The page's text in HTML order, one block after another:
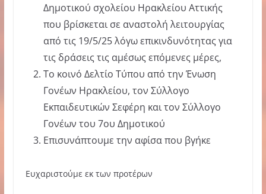
Δημοτικού σχολείου Ηρακλείου Αττικής
που βρίσκεται σε αναστολή λειτουργίας
από τις 19/5/25 λόγω επικινδυνότητας για
τις δράσεις τις αμέσως επόμενες μέρες,
Το κοινό Δελτίο Τύπου από την Ένωση
Γονέων Ηρακλείου, τον Σύλλογο
Εκπαιδευτικών Σεφέρη και τον Σύλλογο
Γονέων του 7ου Δημοτικού
Επισυνάπτουμε την αφίσα που βγήκε
Ευχαριστούμε εκ των προτέρων